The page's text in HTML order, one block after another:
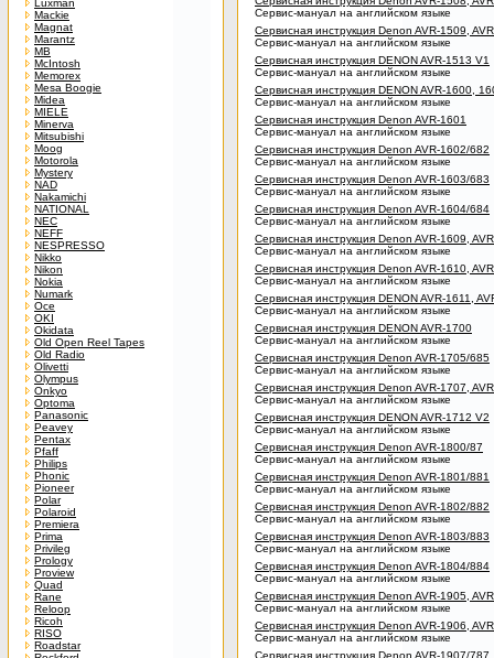
Luxman
Mackie
Magnat
Marantz
MB
McIntosh
Memorex
Mesa Boogie
Midea
MIELE
Minerva
Mitsubishi
Moog
Motorola
Mystery
NAD
Nakamichi
NATIONAL
NEC
NEFF
NESPRESSO
Nikko
Nikon
Nokia
Numark
Oce
OKI
Okidata
Old Open Reel Tapes
Old Radio
Olivetti
Olympus
Onkyo
Optoma
Panasonic
Peavey
Pentax
Pfaff
Philips
Phonic
Pioneer
Polar
Polaroid
Premiera
Prima
Privileg
Prology
Proview
Quad
Rane
Reloop
Ricoh
RISO
Roadstar
Сервис-мануал на английском языке
Сервисная инструкция Denon AVR-1509,
Сервис-мануал на английском языке
Сервисная инструкция DENON AVR-1513 V1
Сервис-мануал на английском языке
Сервисная инструкция DENON AVR-1600,
Сервис-мануал на английском языке
Сервисная инструкция Denon AVR-1601
Сервис-мануал на английском языке
Сервисная инструкция Denon AVR-1602/682
Сервис-мануал на английском языке
Сервисная инструкция Denon AVR-1603/683
Сервис-мануал на английском языке
Сервисная инструкция Denon AVR-1604/684
Сервис-мануал на английском языке
Сервисная инструкция Denon AVR-1609,
Сервис-мануал на английском языке
Сервисная инструкция Denon AVR-1610,
Сервис-мануал на английском языке
Сервисная инструкция DENON AVR-1611,
Сервис-мануал на английском языке
Сервисная инструкция DENON AVR-1700
Сервис-мануал на английском языке
Сервисная инструкция Denon AVR-1705/685
Сервис-мануал на английском языке
Сервисная инструкция Denon AVR-1707,
Сервис-мануал на английском языке
Сервисная инструкция DENON AVR-1712 V2
Сервис-мануал на английском языке
Сервисная инструкция Denon AVR-1800/87
Сервис-мануал на английском языке
Сервисная инструкция Denon AVR-1801/881
Сервис-мануал на английском языке
Сервисная инструкция Denon AVR-1802/882
Сервис-мануал на английском языке
Сервисная инструкция Denon AVR-1803/883
Сервис-мануал на английском языке
Сервисная инструкция Denon AVR-1804/884
Сервис-мануал на английском языке
Сервисная инструкция Denon AVR-1905,
Сервис-мануал на английском языке
Сервисная инструкция Denon AVR-1906,
Сервис-мануал на английском языке
Сервисная инструкция Denon AVR-1907/787